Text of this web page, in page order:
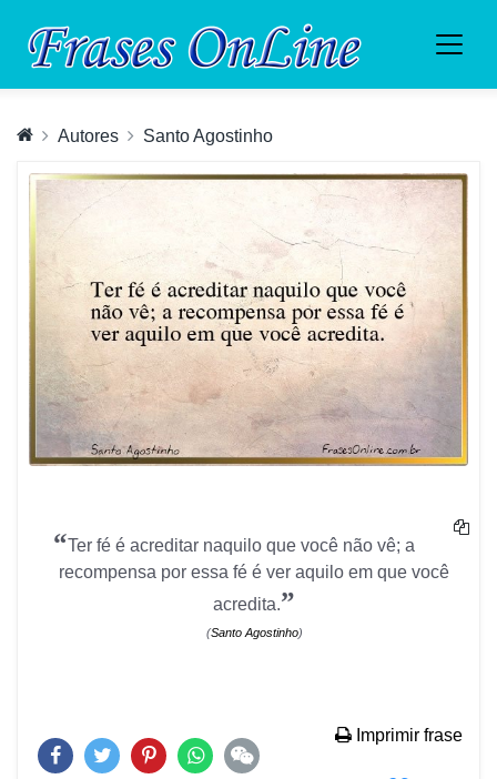
Autores Santo Agostinho
“Ter fé é acreditar naquilo que você não vê; a
recompensa por essa fé é ver aquilo em que você
acredita.”
(Santo Agostinho)
Imprimir frase